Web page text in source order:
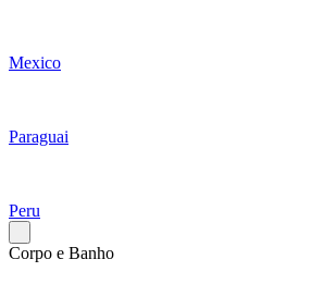
Mexico
Paraguai
Peru
Corpo e Banho